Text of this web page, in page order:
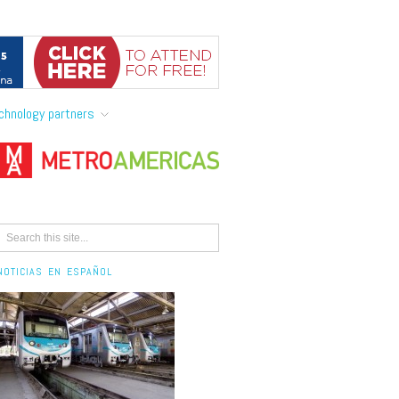
partners
EN ESPAÑOL